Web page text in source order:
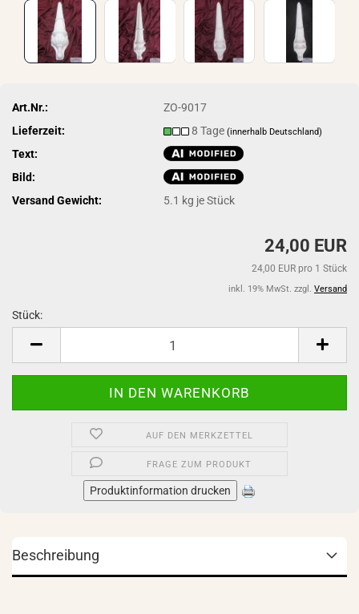
Art.Nr.:
ZO-9017
Lieferzeit:
8 Tage(innerhalb Deutschland)
Text:
Bild:
Versand Gewicht:
5.1 kg je Stück
24,00 EUR
24,00 EUR pro 1 Stück
inkl. 19% MwSt. zzgl. Versand
Stück:
AUF DEN MERKZETTEL
FRAGE ZUM PRODUKT
Produktinformation drucken
Beschreibung